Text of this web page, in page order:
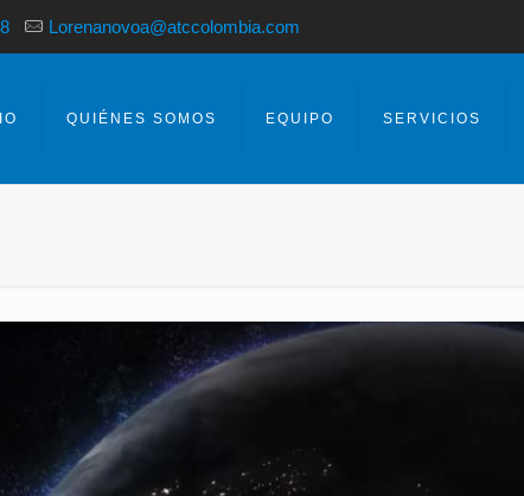
Lorenanovoa@atccolombia.com
QUIÉNES SOMOS EQUIPO SERVICIOS